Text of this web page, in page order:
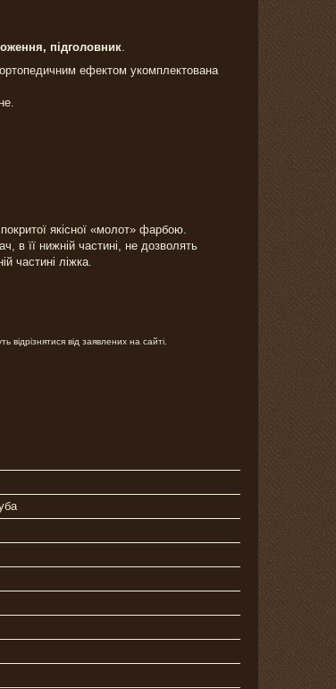
підголовник
ефектом укомплектована
якісної «молот» фарбою.
в її нижній частині, не дозволять
частині ліжка.
відрізнятися від заявлених на сайті.